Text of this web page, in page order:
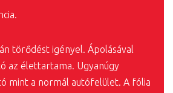
törődést igényel. Ápolásával
az élettartama. Ugyanúgy
mint a normál autófelület. A fólia